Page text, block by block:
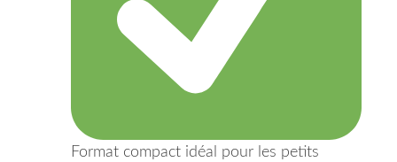
Format compact idéal pour les petits